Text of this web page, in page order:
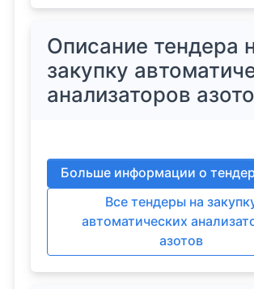
Описание тендера
закупку
анализаторов
Больше информации о
Все тендеры на
автоматических
азотов